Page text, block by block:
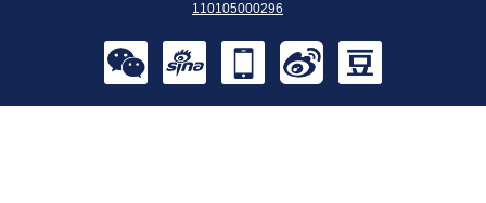
110105000296